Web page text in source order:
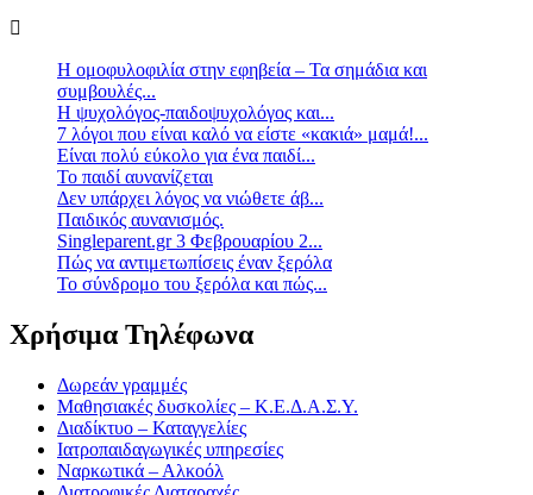
Η ομοφυλοφιλία στην εφηβεία – Τα σημάδια και
συμβουλές...
Η ψυχολόγος-παιδοψυχολόγος και...
7 λόγοι που είναι καλό να είστε «κακιά» μαμά!...
Είναι πολύ εύκολο για ένα παιδί...
Το παιδί αυνανίζεται
Δεν υπάρχει λόγος να νιώθετε άβ...
Παιδικός αυνανισμός.
Singleparent.gr 3 Φεβρουαρίου 2...
Πώς να αντιμετωπίσεις έναν ξερόλα
Το σύνδρομο του ξερόλα και πώς...
Χρήσιμα Τηλέφωνα
Δωρεάν γραμμές
Μαθησιακές δυσκολίες – Κ.Ε.Δ.Α.Σ.Υ.
Διαδίκτυο – Καταγγελίες
Ιατροπαιδαγωγικές υπηρεσίες
Ναρκωτικά – Αλκοόλ